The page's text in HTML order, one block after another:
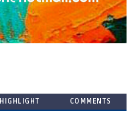
HIGHLIGHT COMMENTS